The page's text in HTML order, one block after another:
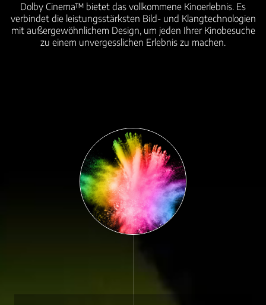
Dolby Cinema™ bietet das vollkommene Kinoerlebnis. Es
verbindet die leistungsstärksten Bild- und Klangtechnologien
mit außergewöhnlichem Design, um jeden Ihrer Kinobesuche
zu einem unvergesslichen Erlebnis zu machen.